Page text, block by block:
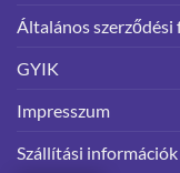
Általános
GYIK
Impresszum
Szállítási információk